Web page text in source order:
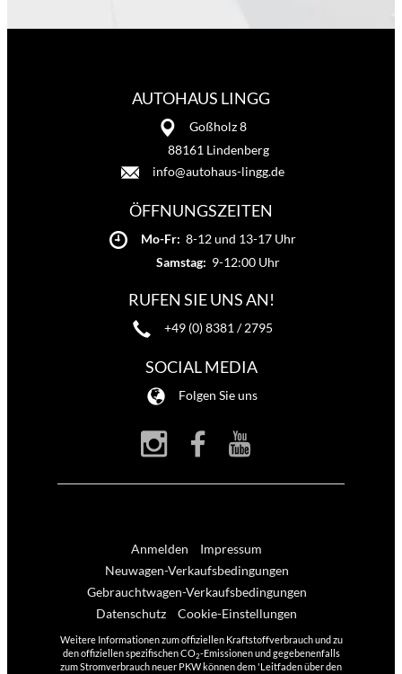
AUTOHAUS LINGG
Goßholz 8
88161 Lindenberg
info@autohaus-lingg.de
ÖFFNUNGSZEITEN
Mo-Fr: 8-12 und 13-17 Uhr
Samstag: 9-12:00 Uhr
RUFEN SIE UNS AN!
+49 (0) 8381 / 2795
SOCIAL MEDIA
Folgen Sie uns
Anmelden
Impressum
Neuwagen-Verkaufsbedingungen
Gebrauchtwagen-Verkaufsbedingungen
Datenschutz
Cookie-Einstellungen
Weitere Informationen zum offiziellen Kraftstoffverbrauch und zu
den offiziellen spezifischen CO2-Emissionen und gegebenenfalls
zum Stromverbrauch neuer PKW können dem 'Leitfaden über den